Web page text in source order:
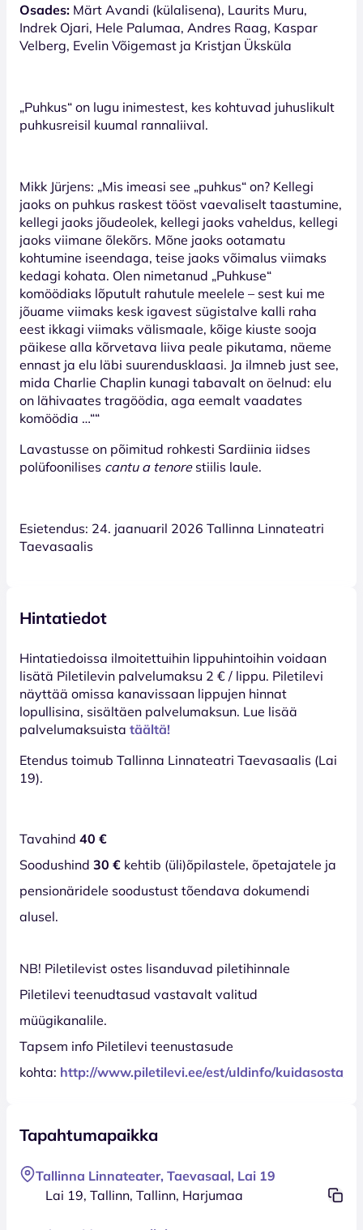
Osades: Märt Avandi (külalisena), Laurits Muru,
Indrek Ojari, Hele Palumaa, Andres Raag, Kaspar
Velberg, Evelin Võigemast ja Kristjan Üksküla
„Puhkus“ on lugu inimestest, kes kohtuvad juhuslikult
puhkusreisil kuumal rannaliival.
Mikk Jürjens: „Mis imeasi see „puhkus“ on? Kellegi
jaoks on puhkus raskest tööst vaevaliselt taastumine,
kellegi jaoks jõudeolek, kellegi jaoks vaheldus, kellegi
jaoks viimane õlekõrs. Mõne jaoks ootamatu
kohtumine iseendaga, teise jaoks võimalus viimaks
kedagi kohata. Olen nimetanud „Puhkuse“
komöödiaks lõputult rahutule meelele – sest kui me
jõuame viimaks kesk igavest sügistalve kalli raha
eest ikkagi viimaks välismaale, kõige kiuste sooja
päikese alla kõrvetava liiva peale pikutama, näeme
ennast ja elu läbi suurendusklaasi. Ja ilmneb just see,
mida Charlie Chaplin kunagi tabavalt on öelnud: elu
on lähivaates tragöödia, aga eemalt vaadates
komöödia …““
Lavastusse on põimitud rohkesti Sardiinia iidses
polüfoonilises cantu a tenorestiilis laule.
Esietendus: 24. jaanuaril 2026 Tallinna Linnateatri
Taevasaalis
Hintatiedot
Hinta­tiedoissa ilmoitettuihin lippuhintoihin voidaan
lisätä Piletilevin palvelumaksu 2 € / lippu. Piletilevi
näyttää omissa kanavissaan lippujen hinnat
lopullisina, sisältäen palvelumaksun. Lue lisää
palvelumaksuista täältä!
Etendus toimub Tallinna Linnateatri Taevasaalis (Lai
19).
Tavahind 40 €
Soodushind 30 € kehtib (üli)õpilastele, õpetajatele ja
pensionäridele soodustust tõendava dokumendi
alusel.
NB! Piletilevist ostes lisanduvad piletihinnale
Piletilevi teenudtasud vastavalt valitud
müügikanalile.
Tapsem info Piletilevi teenustasude
kohta: http://www.piletilevi.ee/est/uldinfo/kuidasosta/
Tapahtumapaikka
Tallinna Linnateater, Taevasaal, Lai 19
Lai 19, Tallinn, Tallinn, Harjumaa